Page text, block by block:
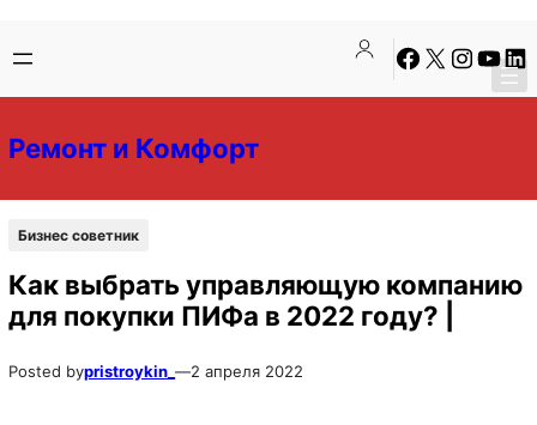
содержимому
содержимому
Facebook
X Instagram
Ремонт и Комфорт
Бизнес советник
Как выбрать управляющую компанию
для покупки ПИФа в 2022 году? |
Posted bypristroykin_ —2 апреля 2022